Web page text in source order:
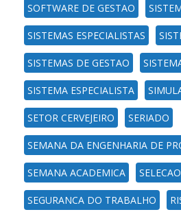
SOFTWARE DE GESTAO
SISTEMAS ESPECIALISTAS
SISTEMAS DE GESTAO
SISTEMA ESPECIALISTA
SETOR CERVEJEIRO SERIADO
SEMANA DA ENGENHARIA DE
SEMANA ACADEMICA
SEGURANCA DO TRABALHO